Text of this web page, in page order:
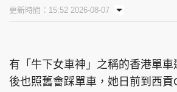
更新時間：15:52 2026-08-07
有「牛下女車神」之稱的香港單
後也照舊會踩單車，她日前到西貢